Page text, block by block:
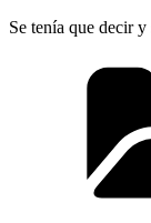
Se tenía que decir y